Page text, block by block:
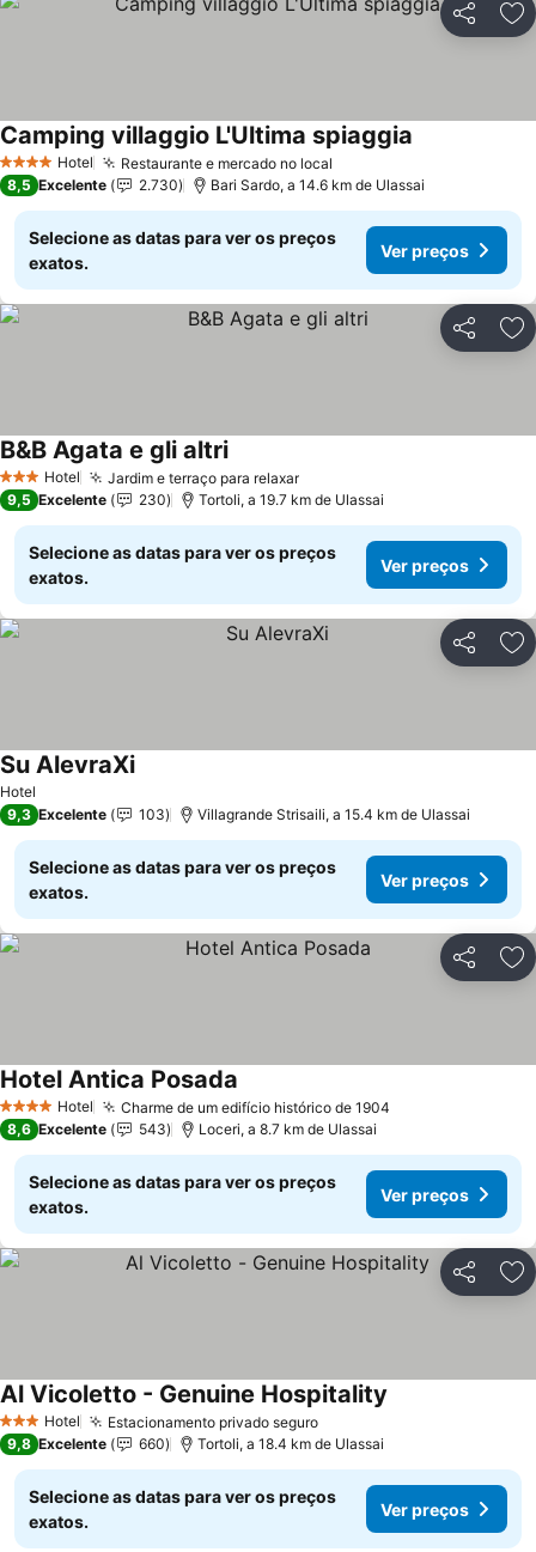
Partilhar
4 EstrelasHotel Restaurante e mercado no local
Camping villaggio L'Ultima spiaggia
8,5 Excelente 2.730 Bari Sardo, a 14.6 km de Ulassai
Selecione as datas para ver os preços
exatos.
Ver preços
Partilhar
3 EstrelasHotel Jardim e terraço para relaxarVer preços
B&B Agata e gli altriVer preços
9,5 Excelente 230 Tortoli, a 19.7 km de Ulassai
Selecione as datas para ver os preços
exatos.
Ver preços
Partilhar
Hotel
Su AlevraXiVer preços
9,3 Excelente 103 Villagrande Strisaili, a 15.4 km de Ulassai
Selecione as datas para ver os preços
exatos.
Ver preços
Partilhar
4 EstrelasHotel Charme de um edifício histórico de 1904
Hotel Antica Posada
8,6 Excelente 543 Loceri, a 8.7 km de Ulassai
Selecione as datas para ver os preços
exatos.
Ver preços
Partilhar
3 EstrelasHotel Estacionamento privado seguroVer preços
Al Vicoletto - Genuine Hospitality
9,8 Excelente 660 Tortoli, a 18.4 km de Ulassai
Selecione as datas para ver os preços
exatos.
Ver preços